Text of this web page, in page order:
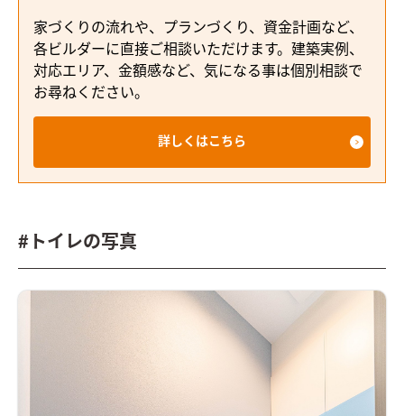
家づくりの流れや、プランづくり、資金計画など、
各ビルダーに直接ご相談いただけます。建築実例、
対応エリア、金額感など、気になる事は個別相談で
お尋ねください。
詳しくはこちら
#トイレの写真